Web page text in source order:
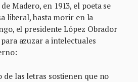
Madero, en 1913, el poeta se
liberal, hasta morir en la
el presidente López Obrador
azuzar a intelectuales
de las letras sostienen que no